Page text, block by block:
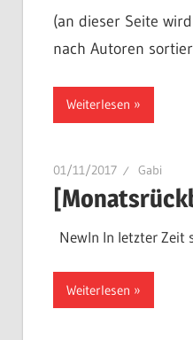
(an dieser Seite
nach Autoren
Weiterlesen
01/11/2017 Gabi
NewIn In letzter Zeit
Weiterlesen